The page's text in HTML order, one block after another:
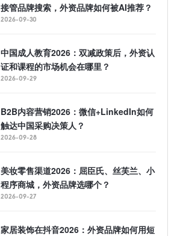
接管品牌搜索，外资品牌如何被AI推荐？
2026-09-30
中国成人教育2026：双减政策后，外资认
证和课程的市场机会在哪里？
2026-09-29
B2B内容营销2026：微信+LinkedIn如何
触达中国采购决策人？
2026-09-28
美妆零售渠道2026：屈臣氏、丝芙兰、小
程序商城，外资品牌选哪个？
2026-09-27
家居装饰在抖音2026：外资品牌如何用短